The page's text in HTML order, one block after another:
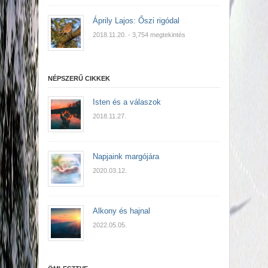
Áprily Lajos: Őszi rigódal
2018.11.20. - 3,754 megtekintés
NÉPSZERŰ CIKKEK
Isten és a válaszok
2018.11.27.
Napjaink margójára
2020.03.12.
Alkony és hajnal
2022.05.05.